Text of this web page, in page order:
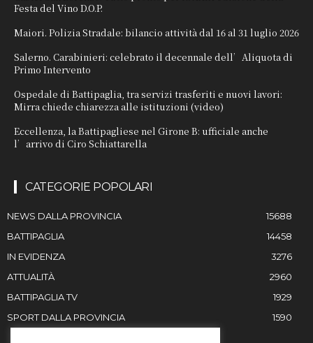
Festa del Vino D.O.P.
Maiori. Polizia Stradale: bilancio attività dal 16 al 31 luglio 2026
Salerno. Carabinieri: celebrato il decennale dell’Aliquota di
Primo Intervento
Ospedale di Battipaglia, tra servizi trasferiti e nuovi lavori:
Mirra chiede chiarezza alle istituzioni (video)
Eccellenza, la Battipagliese nel Girone B: ufficiale anche
l’arrivo di Ciro Schiattarella
CATEGORIE POPOLARI
NEWS DALLA PROVINCIA
15688
BATTIPAGLIA
14458
IN EVIDENZA
3276
ATTUALITÀ
2960
BATTIPAGLIA TV
1929
SPORT DALLA PROVINCIA
1590